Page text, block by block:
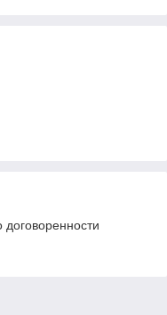
договоренности